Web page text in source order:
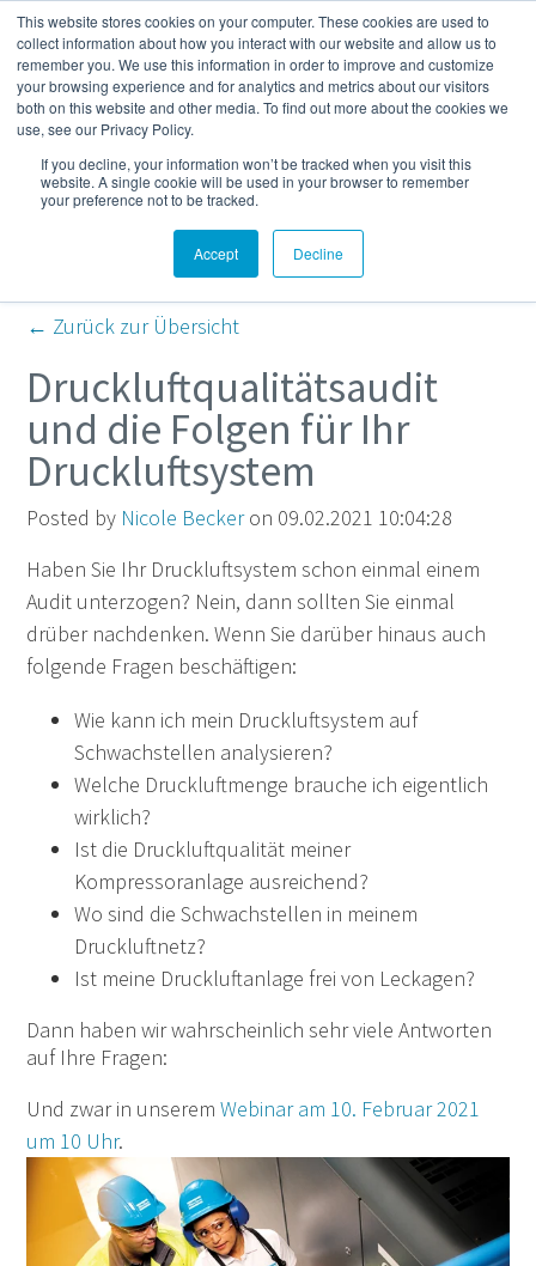
This website stores cookies on your computer. These cookies are used to
collect information about how you interact with our website and allow us to
remember you. We use this information in order to improve and customize
your browsing experience and for analytics and metrics about our visitors
both on this website and other media. To find out more about the cookies we
use, see our Privacy Policy.
If you decline, your information won’t be tracked when you visit this
website. A single cookie will be used in your browser to remember
your preference not to be tracked.
Accept Decline
Mehr
Kompressor- und
Druckluft-Blog
← Zurück zur Übersicht
Druckluftqualitätsaudit
und die Folgen für Ihr
Druckluftsystem
Posted by Nicole Beckeron 09.02.2021 10:04:28
Haben Sie Ihr Druckluftsystem schon einmal einem
Audit unterzogen? Nein, dann sollten Sie einmal
drüber nachdenken. Wenn Sie darüber hinaus auch
folgende Fragen beschäftigen:
Wie kann ich mein Druckluftsystem auf
Schwachstellen analysieren?
Welche Druckluftmenge brauche ich eigentlich
wirklich?
Ist die Druckluftqualität meiner
Kompressoranlage ausreichend?
Wo sind die Schwachstellen in meinem
Druckluftnetz?
Ist meine Druckluftanlage frei von Leckagen?
Dann haben wir wahrscheinlich sehr viele Antworten
auf Ihre Fragen:
Und zwar in unserem Webinar am 10. Februar 2021
um 10 Uhr.